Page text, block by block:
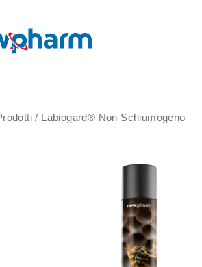
/ Labiogard® Non Schiumogeno